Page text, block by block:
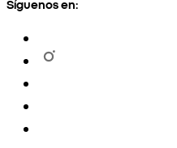
Síguenos en: